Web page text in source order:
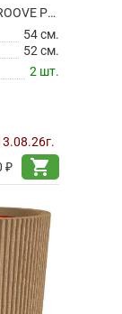
КАШПО CAPI ROOTS GROOVE PLANTER BALL WARM TAUPE
54 см.
52 см.
2 шт.
₽
shopping_cart